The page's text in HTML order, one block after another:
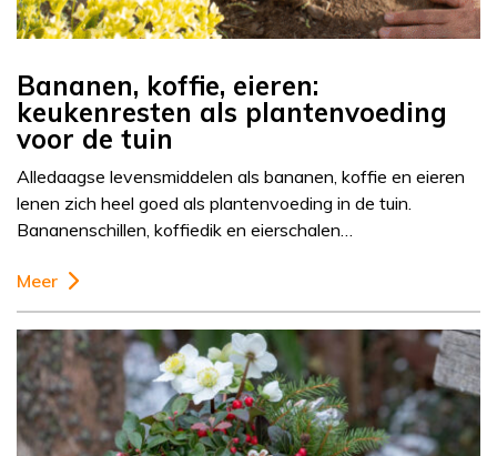
Bananen, koffie, eieren:
keukenresten als plantenvoeding
voor de tuin
Alledaagse levensmiddelen als bananen, koffie en eieren
lenen zich heel goed als plantenvoeding in de tuin.
Bananenschillen, koffiedik en eierschalen…
Meer